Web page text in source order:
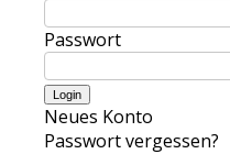
Passwort
Neues Konto
Passwort vergessen?